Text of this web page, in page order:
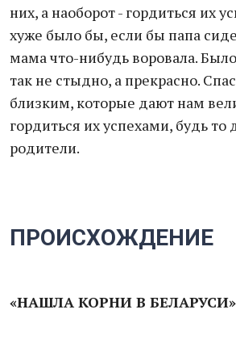
них, а наоборот - гордиться их
хуже было бы, если бы папа
мама что-нибудь воровала.
так не стыдно, а прекрасно.
близким, которые дают нам
гордиться их успехами, будь то
родители.
ПРОИСХОЖДЕНИЕ
«НАШЛА КОРНИ В БЕЛАРУСИ»